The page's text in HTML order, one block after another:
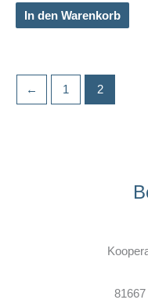
war:
ist:
In den Warenkorb
← 1 2